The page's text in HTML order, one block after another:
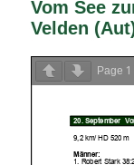
Vom See
Velden
Page 1